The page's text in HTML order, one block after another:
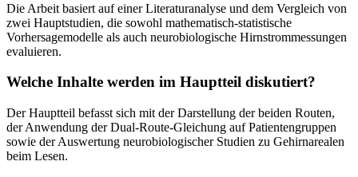
Die Arbeit basiert auf einer Literaturanalyse und dem Vergleich von
zwei Hauptstudien, die sowohl mathematisch-statistische
Vorhersagemodelle als auch neurobiologische Hirnstrommessungen
evaluieren.
Welche Inhalte werden im Hauptteil diskutiert?
Der Hauptteil befasst sich mit der Darstellung der beiden Routen,
der Anwendung der Dual-Route-Gleichung auf Patientengruppen
sowie der Auswertung neurobiologischer Studien zu Gehirnarealen
beim Lesen.